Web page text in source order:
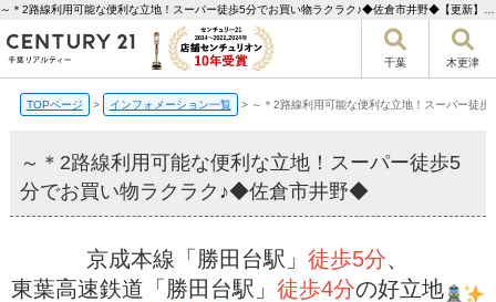
千葉 木更津
TOPページ > インフォメーション一覧 > ～＊2路線利用可能な便利な立地！スーパー徒
～＊2路線利用可能な便利な立地！スーパー徒歩5
分でお買い物ラクラク♪◆佐倉市井野◆
京成本線「勝田台駅」徒歩5分、
東葉高速鉄道「勝田台駅」徒歩4分の好立地